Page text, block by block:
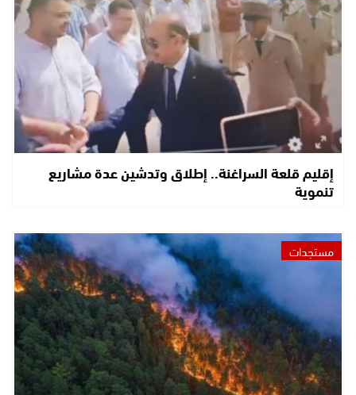
إقليم قلعة السراغنة.. إطلاق وتدشين عدة مشاريع
تنموية
مستجدات